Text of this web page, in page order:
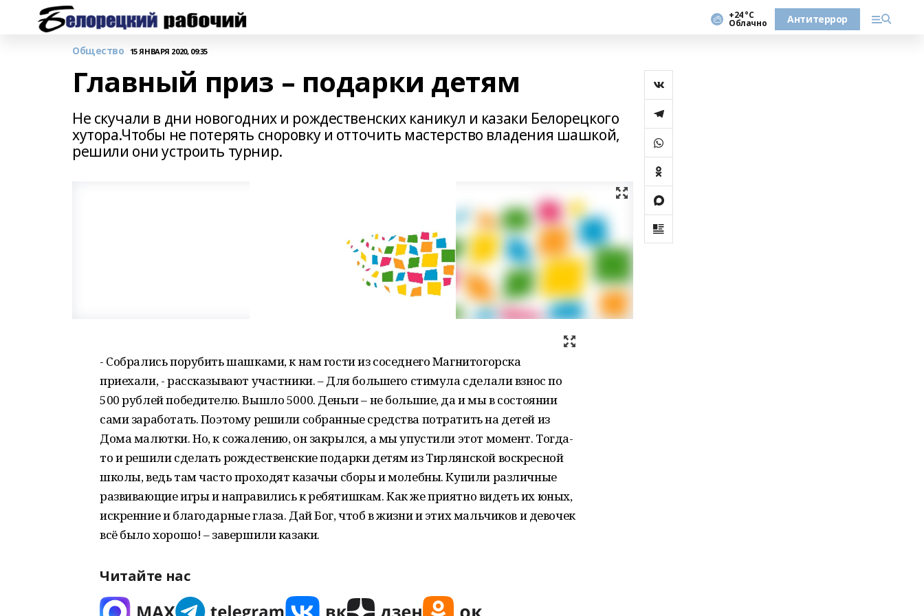
+24 °С
Облачно Антитеррор
Общество 15 ЯНВАРЯ 2020, 09:35
Главный приз – подарки детям
Не скучали в дни новогодних и рождественских каникул и казаки Белорецкого
хутора.Чтобы не потерять сноровку и отточить мастерство владения шашкой,
решили они устроить турнир.
- Собрались порубить шашками, к нам гости из соседнего Магнитогорска
приехали, - рассказывают участники. – Для большего стимула сделали взнос по
500 рублей победителю. Вышло 5000. Деньги – не большие, да и мы в состоянии
сами заработать. Поэтому решили собранные средства потратить на детей из
Дома малютки. Но, к сожалению, он закрылся, а мы упустили этот момент. Тогда-
то и решили сделать рождественские подарки детям из Тирлянской воскресной
школы, ведь там часто проходят казачьи сборы и молебны. Купили различные
развивающие игры и направились к ребятишкам. Как же приятно видеть их юных,
искренние и благодарные глаза. Дай Бог, чтоб в жизни и этих мальчиков и девочек
всё было хорошо! – завершили казаки.
Читайте нас